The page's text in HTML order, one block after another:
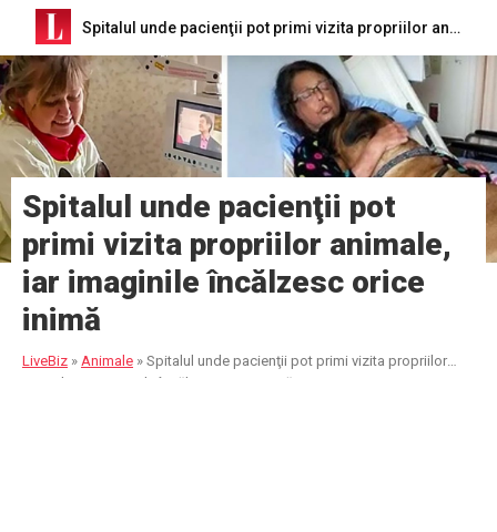
Spitalul unde pacienţii pot primi vizita propriilor animale, iar imaginile încălzesc orice inimă
Spitalul unde pacienţii pot
primi vizita propriilor animale,
iar imaginile încălzesc orice
inimă
LiveBiz » Animale » Spitalul unde pacienţii pot primi vizita propriilor
animale, iar imaginile încălzesc orice inimă